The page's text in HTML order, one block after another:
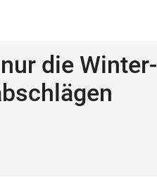
die Winter-